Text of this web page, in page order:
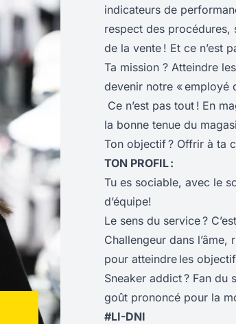
indicateurs de
respect des procédures,
de la vente ! Et ce n’est
Ta mission ? Atteindre
devenir notre « employé
Ce n’est pas tout ! En
la bonne tenue du
Ton objectif ? Offrir à ta
TON PROFIL :
Tu es sociable, avec le
d’équipe!
Le sens du service ?
Challengeur dans l’âme,
pour atteindre les
Sneaker addict ? Fan du
goût prononcé pour la
#LI-DNI